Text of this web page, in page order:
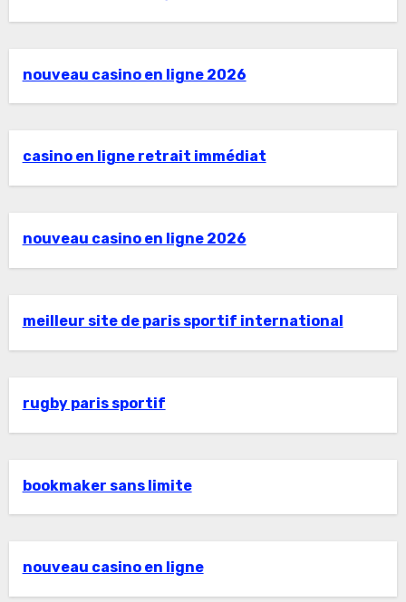
nouveau casino en ligne 2026
casino en ligne retrait immédiat
nouveau casino en ligne 2026
meilleur site de paris sportif international
rugby paris sportif
bookmaker sans limite
nouveau casino en ligne